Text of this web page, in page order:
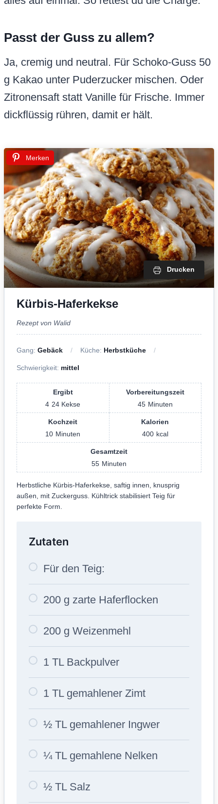
Passt der Guss zu allem?
Ja, cremig und neutral. Für Schoko-Guss 50
g Kakao unter Puderzucker mischen. Oder
Zitronensaft statt Vanille für Frische. Immer
dickflüssig rühren, damit er hält.
Merken
Drucken
Kürbis-Haferkekse
Rezept von Walid
Gang: Gebäck Küche: Herbstküche
Schwierigkeit: mittel
Ergibt
4 24 Kekse
Vorbereitungszeit
45 Minuten
Kochzeit
10 Minuten
Kalorien
400 kcal
Gesamtzeit
55 Minuten
Herbstliche Kürbis-Haferkekse, saftig innen, knusprig
außen, mit Zuckerguss. Kühltrick stabilisiert Teig für
perfekte Form.
Zutaten
Für den Teig:
200 g zarte Haferflocken
200 g Weizenmehl
1 TL Backpulver
1 TL gemahlener Zimt
½ TL gemahlener Ingwer
¼ TL gemahlene Nelken
½ TL Salz